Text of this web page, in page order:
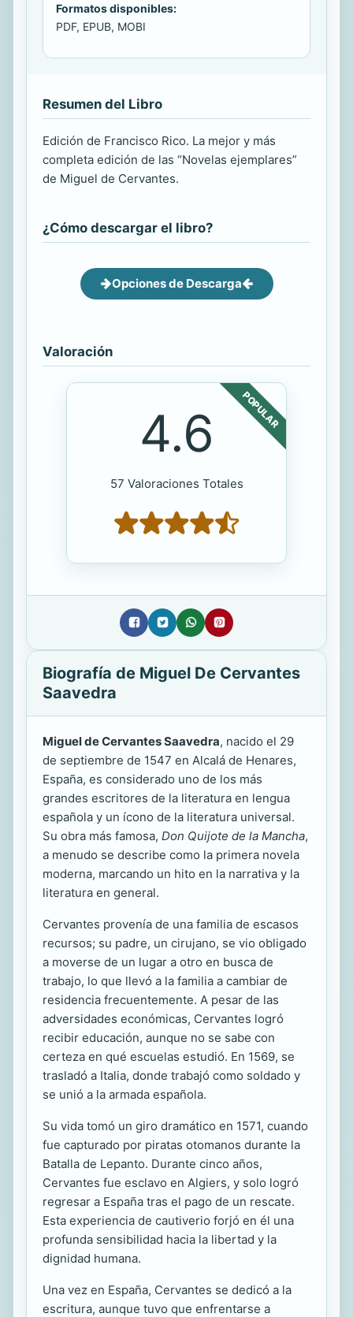
Formatos disponibles:
PDF, EPUB, MOBI
Resumen del Libro
Edición de Francisco Rico. La mejor y más
completa edición de las “Novelas ejemplares”
de Miguel de Cervantes.
¿Cómo descargar el libro?
Opciones de Descarga
Valoración
POPULAR
4.6
57 Valoraciones Totales
Biografía de Miguel De Cervantes
Saavedra
Miguel de Cervantes Saavedra, nacido el 29
de septiembre de 1547 en Alcalá de Henares,
España, es considerado uno de los más
grandes escritores de la literatura en lengua
española y un ícono de la literatura universal.
Su obra más famosa, Don Quijote de la Mancha,
a menudo se describe como la primera novela
moderna, marcando un hito en la narrativa y la
literatura en general.
Cervantes provenía de una familia de escasos
recursos; su padre, un cirujano, se vio obligado
a moverse de un lugar a otro en busca de
trabajo, lo que llevó a la familia a cambiar de
residencia frecuentemente. A pesar de las
adversidades económicas, Cervantes logró
recibir educación, aunque no se sabe con
certeza en qué escuelas estudió. En 1569, se
trasladó a Italia, donde trabajó como soldado y
se unió a la armada española.
Su vida tomó un giro dramático en 1571, cuando
fue capturado por piratas otomanos durante la
Batalla de Lepanto. Durante cinco años,
Cervantes fue esclavo en Algiers, y solo logró
regresar a España tras el pago de un rescate.
Esta experiencia de cautiverio forjó en él una
profunda sensibilidad hacia la libertad y la
dignidad humana.
Una vez en España, Cervantes se dedicó a la
escritura, aunque tuvo que enfrentarse a